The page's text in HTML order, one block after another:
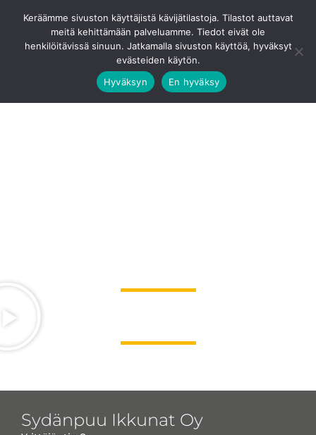
sisältöön
Ota Yhteyttä 0201 8768 80
Sydänpuu Ikkunat Oy
Keräämme sivuston käyttäjistä kävijätilastoja. Tilastot auttavat
meitä kehittämään palveluamme. Tiedot eivät ole
henkilöitävissä sinuun. Jatkamalla sivuston käyttöä, hyväksyt
evästeiden käytön.
Hyväksyn
En hyväksy